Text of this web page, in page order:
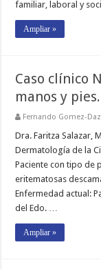
familiar, laboral y
Ampliar »
Caso clínico
manos y pies.
Fernando Gomez-
Dra. Faritza Salazar,
Dermatología de la
Paciente con tipo de
eritematosas
Enfermedad actual:
del Edo. …
Ampliar »